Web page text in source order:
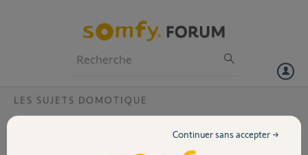
Volet
LES SUJETS DOMOTIQUE
Connexoon Windows + Connexoon Acces +
IFTTT + Google home ne fonctionne plus
Continuer sans accepter →